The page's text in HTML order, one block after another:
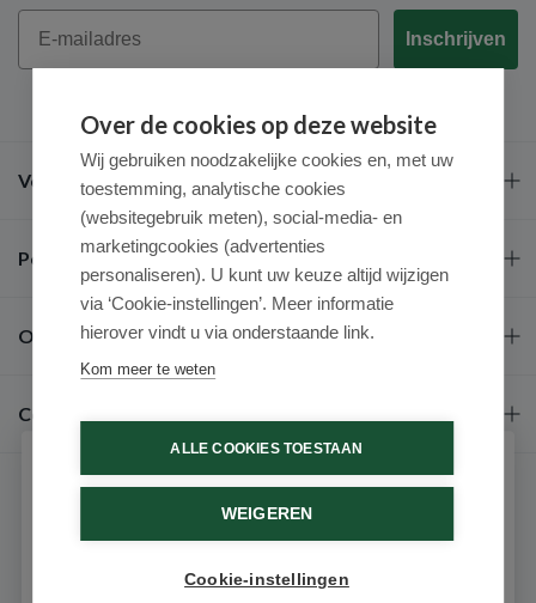
Email
Inschrijven
Veel gestelde vragen
Populaire merken
Over ons
Contact
9.6 / 10 (531 beoordelingen)
Over de cookies op deze website
Wij gebruiken noodzakelijke cookies en, met uw
toestemming, analytische cookies
(websitegebruik meten), social-media- en
marketingcookies (advertenties
personaliseren). U kunt uw keuze altijd wijzigen
via ‘Cookie-instellingen’. Meer informatie
hierover vindt u via onderstaande link.
Kom meer te weten
ALLE COOKIES TOESTAAN
WEIGEREN
Cookie-instellingen
Schrijf je in voor onze nieuwsbrief
Ontvang als eerste de beste aanbiedingen en persoonlijk
advies